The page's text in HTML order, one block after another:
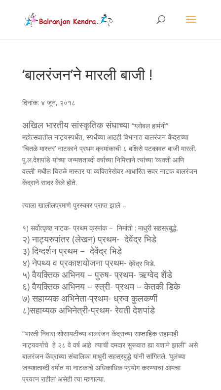
‘बालरंजन’ने मारली बाजी !
दिनांक: ४ जून, २०१८
अखिल भारतीय सांस्कृतिक संघाच्या “ग्लोबल हार्मनी”
महोत्सवातील नाट्यस्पर्धेत, स्पर्धेच्या आठही विभागात बालरंजन केंद्राच्या
‘चितळे मास्तर’ नाटकाने प्रथम क्रमांकाची ८ बक्षिसे पटकावत बाजी मारली.
पु.ल.देशपांडे यांच्या जन्मशताब्दी वर्षाच्या निमित्ताने त्यांच्या ‘व्यक्ती आणि
वल्ली’ मधील चितळे मास्तर या व्यक्तिरेखेवर आधारित सदर नाटक बालरंजन
केंद्राने सादर केले होते.
त्याला खालीलप्रमाणे पुरस्कार प्राप्त झाले –
१) सर्वोत्कृष्ठ नाटक- प्रथम क्रमांक – निर्माती : माधुरी सहस्रबुद्धे.
२) नाट्यरुपांतर (लेखन) प्रथम- देवेंद्र भिडे
३) दिग्दर्शन प्रथम – देवेंद्र भिडे
४) नेपथ्य व प्रकाशयोजना प्रथम- देवेंद्र भिडे.
५) वैयक्तिक अभिनय – पुरुष- प्रथम- ऋग्वेद शेंडे
६) वैयक्तिक अभिनय – स्त्री- प्रथम – केतकी डिके
७) सहाय्यक अभिनेता-प्रथम- ध्रुव कुलकर्णी
८)सहाय्यक अभिनेत्री-प्रथम- रेवती देशपांडे
“भारती निवास सोसायटीच्या बालरंजन केंद्राच्या साप्ताहिक सहामाही
नाट्यवर्गाचे हे २८ वे वर्ष आहे. त्याची दमदार सुरूवात ह्या यशाने झाली” असे
बालरंजन केंद्राच्या संचालिका माधुरी सहस्रबुद्धे यांनी सांगितले. ‘पुलंच्या
जन्मशताब्दी वर्षात या नाटकाचे अधिकाधिक प्रयोग करण्याचा आमचा
प्रयत्न राहील’ असेही त्या म्हणाल्या.